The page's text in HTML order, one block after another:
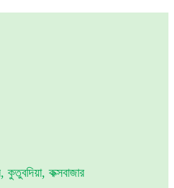
কক্সবাজার